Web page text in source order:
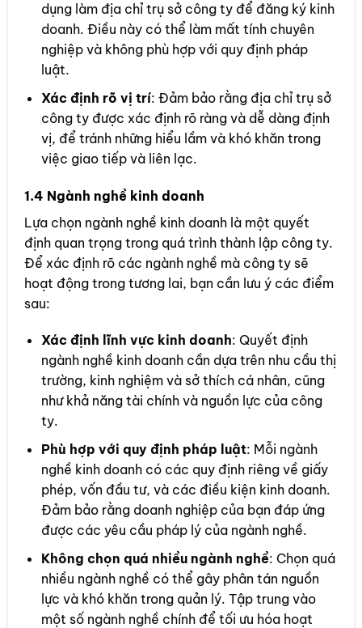
dụng làm địa chỉ trụ sở công ty để đăng ký kinh
doanh. Điều này có thể làm mất tính chuyên
nghiệp và không phù hợp với quy định pháp
luật.
Xác định rõ vị trí: Đảm bảo rằng địa chỉ trụ sở
công ty được xác định rõ ràng và dễ dàng định
vị, để tránh những hiểu lầm và khó khăn trong
việc giao tiếp và liên lạc.
1.4 Ngành nghề kinh doanh
Lựa chọn ngành nghề kinh doanh là một quyết
định quan trọng trong quá trình thành lập công ty.
Để xác định rõ các ngành nghề mà công ty sẽ
hoạt động trong tương lai, bạn cần lưu ý các điểm
sau:
Xác định lĩnh vực kinh doanh: Quyết định
ngành nghề kinh doanh cần dựa trên nhu cầu thị
trường, kinh nghiệm và sở thích cá nhân, cũng
như khả năng tài chính và nguồn lực của công
ty.
Phù hợp với quy định pháp luật: Mỗi ngành
nghề kinh doanh có các quy định riêng về giấy
phép, vốn đầu tư, và các điều kiện kinh doanh.
Đảm bảo rằng doanh nghiệp của bạn đáp ứng
được các yêu cầu pháp lý của ngành nghề.
Không chọn quá nhiều ngành nghề: Chọn quá
nhiều ngành nghề có thể gây phân tán nguồn
lực và khó khăn trong quản lý. Tập trung vào
một số ngành nghề chính để tối ưu hóa hoạt